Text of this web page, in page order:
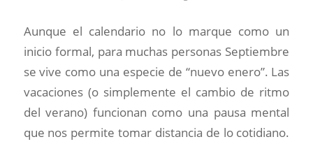
Aunque el calendario no lo marque como un
inicio formal, para muchas personas Septiembre
se vive como una especie de “nuevo enero”. Las
vacaciones (o simplemente el cambio de ritmo
del verano) funcionan como una pausa mental
que nos permite tomar distancia de lo cotidiano.